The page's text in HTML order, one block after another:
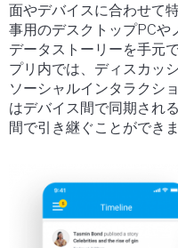
面やデバイスに合わせて
事用のデスクトップPCや
データストーリーを手元
プリ内では、ディスカッ
ソーシャルインタラクシ
はデバイス間で同期され
間で引き継ぐことができま